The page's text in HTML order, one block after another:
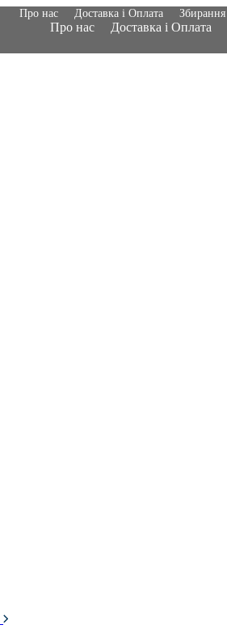
Про нас Доставка і Оплата Збирання
Про нас Доставка і Оплата